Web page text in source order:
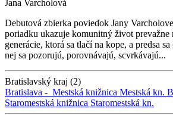
Jana Varcholová
Debutová zbierka poviedok Jany
poriadku ukazuje komunitný život prevažne
generácie, ktorá sa tlačí na kope, a predsa
nej sa pozorujú, porovnávajú, scvrkávajú...
Bratislavský kraj (2)
Bratislava - Mestská knižnica Mestská kn.
Staromestská knižnica Staromestská kn.